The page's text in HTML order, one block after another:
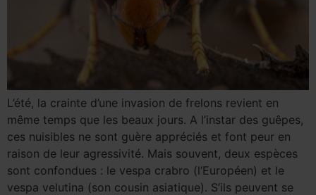
L’été, la crainte d’une invasion de frelons revient en
même temps que les beaux jours. A l’instar des guêpes,
ces nuisibles ne sont guère appréciés et font peur en
raison de leur agressivité. Mais souvent, deux espèces
sont confondues : le vespa crabro (l’Européen) et le
vespa velutina (son cousin asiatique). S’ils peuvent se